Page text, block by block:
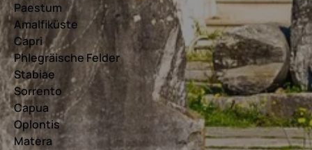
Paestum
Amalfiküste
Capri
Phlegräische Felder
Stabiae
Sorrento
Capua
Oplontis
Matera